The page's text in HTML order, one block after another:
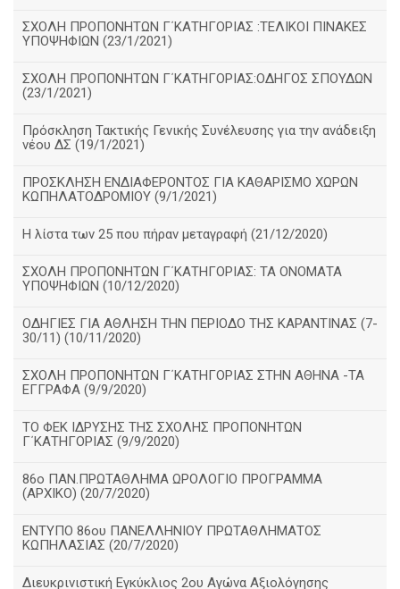
ΣΧΟΛΗ ΠΡΟΠΟΝΗΤΩΝ Γ΄ΚΑΤΗΓΟΡΙΑΣ :ΤΕΛΙΚΟΙ ΠΙΝΑΚΕΣ
ΥΠΟΨΗΦΙΩΝ (23/1/2021)
ΣΧΟΛΗ ΠΡΟΠΟΝΗΤΩΝ Γ΄ΚΑΤΗΓΟΡΙΑΣ:ΟΔΗΓΟΣ ΣΠΟΥΔΩΝ
(23/1/2021)
Πρόσκληση Τακτικής Γενικής Συνέλευσης για την ανάδειξη
νέου ΔΣ (19/1/2021)
ΠΡΟΣΚΛΗΣΗ ΕΝΔΙΑΦΕΡΟΝΤΟΣ ΓΙΑ ΚΑΘΑΡΙΣΜΟ ΧΩΡΩΝ
ΚΩΠΗΛΑΤΟΔΡΟΜΙΟΥ (9/1/2021)
Η λίστα των 25 που πήραν μεταγραφή (21/12/2020)
ΣΧΟΛΗ ΠΡΟΠΟΝΗΤΩΝ Γ΄ΚΑΤΗΓΟΡΙΑΣ: ΤΑ ΟΝΟΜΑΤΑ
ΥΠΟΨΗΦΙΩΝ (10/12/2020)
ΟΔΗΓΙΕΣ ΓΙΑ ΑΘΛΗΣΗ ΤΗΝ ΠΕΡΙΟΔΟ ΤΗΣ ΚΑΡΑΝΤΙΝΑΣ (7-
30/11) (10/11/2020)
ΣΧΟΛΗ ΠΡΟΠΟΝΗΤΩΝ Γ΄ΚΑΤΗΓΟΡΙΑΣ ΣΤΗΝ ΑΘΗΝΑ -ΤΑ
ΕΓΓΡΑΦΑ (9/9/2020)
TO ΦΕΚ ΙΔΡΥΣΗΣ ΤΗΣ ΣΧΟΛΗΣ ΠΡΟΠΟΝΗΤΩΝ
Γ΄ΚΑΤΗΓΟΡΙΑΣ (9/9/2020)
86o ΠΑΝ.ΠΡΩΤΑΘΛΗΜΑ ΩΡΟΛΟΓΙΟ ΠΡΟΓΡΑΜΜΑ
(ΑΡΧΙΚΟ) (20/7/2020)
ΕΝΤΥΠΟ 86ου ΠΑΝΕΛΛΗΝΙΟΥ ΠΡΩΤΑΘΛΗΜΑΤΟΣ
ΚΩΠΗΛΑΣΙΑΣ (20/7/2020)
Διευκρινιστική Εγκύκλιος 2ου Αγώνα Αξιολόγησης